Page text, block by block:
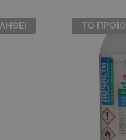
ТΟ